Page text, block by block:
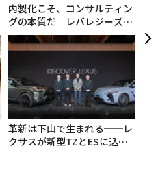
内製化こそ、コンサルティン
グの本質だ レバレジーズが
実践する、次世代ファームの
全貌
革新は下山で生まれる──レ
クサスが新型TZとESに込め